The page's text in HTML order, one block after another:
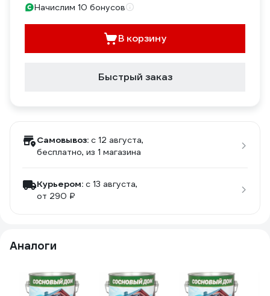
Начислим 10 бонусов
В корзину
Быстрый заказ
Самовывоз: c 12 августа,
бесплатно, из 1 магазина
Курьером: c 13 августа,
от 290 ₽
Аналоги